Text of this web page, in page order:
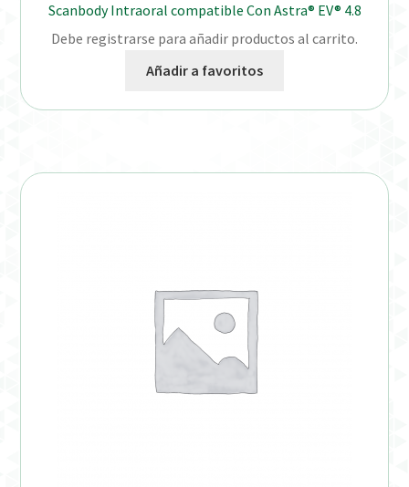
Scanbody Intraoral compatible Con Astra® EV® 4.8
Debe registrarse para añadir productos al carrito.
Añadir a favoritos